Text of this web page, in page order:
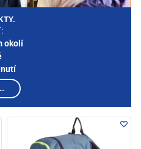
okolí
A ZOBRAZIT PRODUKTY